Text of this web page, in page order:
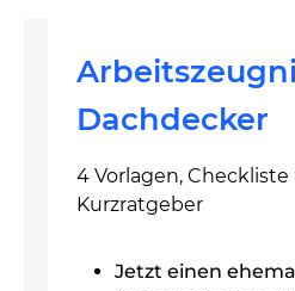
Dachdecker
4 Vorlagen, Checkliste
Kurzratgeber
Jetzt einen